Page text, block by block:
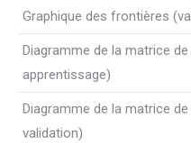
Graphique des frontières
Diagramme de la matrice
apprentissage)
Diagramme de la matrice
validation)